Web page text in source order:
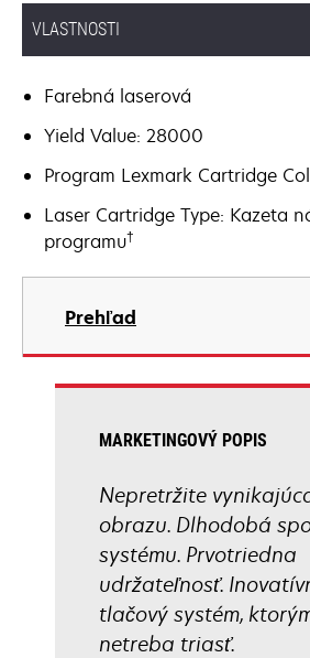
VLASTNOSTI
Farebná laserová
Yield Value: 28000
Program Lexmark Cartridge
Laser Cartridge Type: Kazeta
programu†
Prehľad
MARKETINGOVÝ POPIS
Nepretržite
obrazu. Dlhodobá
systému. Prvotriedna
udržateľnosť.
tlačový systém,
netreba triasť.